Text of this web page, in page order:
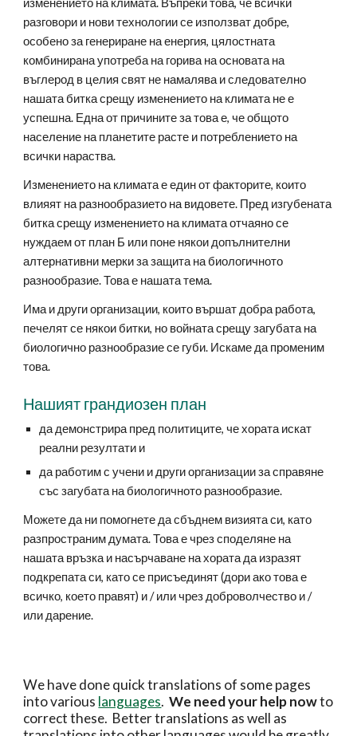
изменението на климата. Въпреки това, че всички
разговори и нови технологии се използват добре,
особено за генериране на енергия, цялостната
комбинирана употреба на горива на основата на
въглерод в целия свят не намалява и следователно
нашата битка срещу изменението на климата не е
успешна. Една от причините за това е, че общото
население на планетите расте и потреблението на
всички нараства.
Изменението на климата е един от факторите, които
влияят на разнообразието на видовете. Пред изгубената
битка срещу изменението на климата отчаяно се
нуждаем от план Б или поне някои допълнителни
алтернативни мерки за защита на биологичното
разнообразие. Това е нашата тема.
Има и други организации, които вършат добра работа,
печелят се някои битки, но войната срещу загубата на
биологично разнообразие се губи. Искаме да променим
това.
Нашият грандиозен план
да демонстрира пред политиците, че хората искат
реални резултати и
да работим с учени и други организации за справяне
със загубата на биологичното разнообразие.
Можете да ни помогнете да сбъднем визията си, като
разпространим думата. Това е чрез споделяне на
нашата връзка и насърчаване на хората да изразят
подкрепата си, като се присъединят (дори ако това е
всичко, което правят) и / или чрез доброволчество и /
или дарение.
We have done quick translations of some pages
into various languages. We need your help now to
correct these.  Better translations as well as